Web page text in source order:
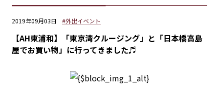
2019年09月03日 #外出イベント
【AH東浦和】「東京湾クルージング」と「日本橋高島
屋でお買い物」に行ってきました♬